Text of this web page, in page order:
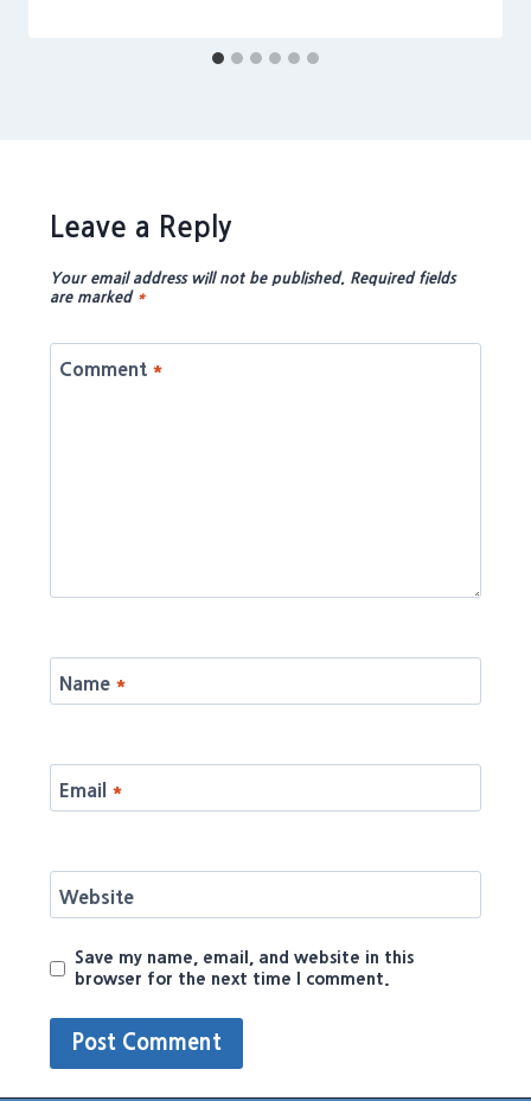
Leave a Reply
Your email address will not be published. Required fields
are marked *
Comment *
Name *
Email *
Website
Save my name, email, and website in this
browser for the next time I comment.